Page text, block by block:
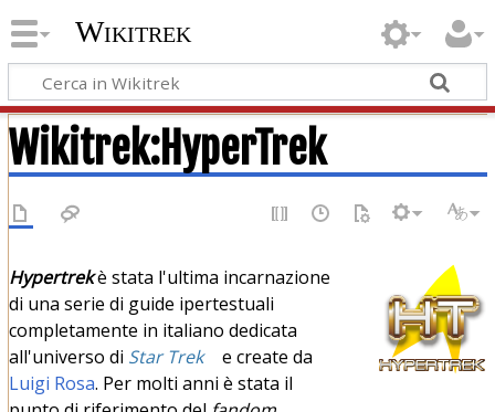
Wikitrek
Wikitrek:HyperTrek
Hypertrekè stata l'ultima incarnazione
di una serie di guide ipertestuali
completamente in italiano dedicata
all'universo di Star Trek
e create da
Luigi Rosa. Per molti anni è stata il